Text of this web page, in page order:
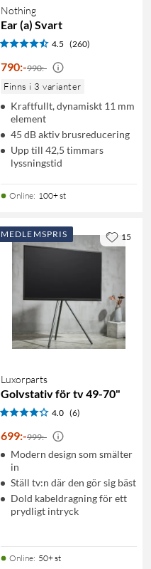
Nothing
Ear (a) Svart
4.5 (260)
790:-990:-
Finns i 3 varianter
Kraftfullt, dynamiskt 11 mm
element
45 dB aktiv brusreducering
Upp till 42,5 timmars
lyssningstid
Online: 100+ st
MEDLEMSPRIS
Luxorparts
Golvstativ för tv 49-70"
4.0 (6)
699:-999:-
Modern design som smälter
in
Ställ tv:n där den gör sig bäst
Dold kabeldragning för ett
prydligt intryck
Online: 50+ st
15